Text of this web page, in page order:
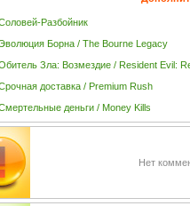
Разбойник
Борна / The Bourne Legacy
Зла: Возмездие / Resident Evil:
доставка / Premium Rush
деньги / Money Kills
Нет